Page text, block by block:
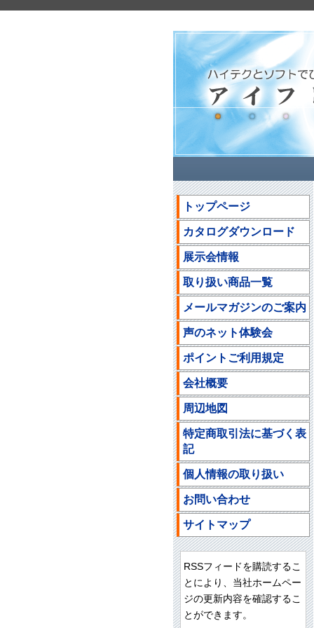
トップページ
カタログダウンロード
展示会情報
取り扱い商品一覧
メールマガジンのご案内
声のネット体験会
ポイントご利用規定
会社概要
周辺地図
特定商取引法に基づく表
記
個人情報の取り扱い
お問い合わせ
サイトマップ
RSSフィードを購読するこ
とにより、当社ホームペー
ジの更新内容を確認するこ
とができます。